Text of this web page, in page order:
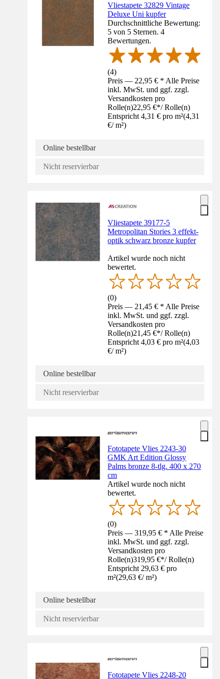
Vliestapete 32829 Vintage
Deluxe Uni kupfer
Durchschnittliche Bewertung:
5 von 5 Sternen. 4
Bewertungen.
(4)
Preis — 22,95 € * Alle Preise
inkl. MwSt. und ggf. zzgl.
Versandkosten pro
Rolle(n)22,95 €*/ Rolle(n)
Entspricht 4,31 € pro m²(4,31
€/ m²)
Online bestellbar
Nicht reservierbar
Vliestapete 39177-5
Metropolitan Stories 3 effekt-
optik schwarz bronze kupfer
Artikel wurde noch nicht
bewertet.
(0)
Preis — 21,45 € * Alle Preise
inkl. MwSt. und ggf. zzgl.
Versandkosten pro
Rolle(n)21,45 €*/ Rolle(n)
Entspricht 4,03 € pro m²(4,03
€/ m²)
Online bestellbar
Nicht reservierbar
Fototapete Vlies 2243-30
GMK Art Edition Glossy
Palms bronze 8-tlg. 400 x 270
cm
Artikel wurde noch nicht
bewertet.
(0)
Preis — 319,95 € * Alle Preise
inkl. MwSt. und ggf. zzgl.
Versandkosten pro
Rolle(n)319,95 €*/ Rolle(n)
Entspricht 29,63 € pro
m²(29,63 €/ m²)
Online bestellbar
Nicht reservierbar
Fototapete Vlies 2248-20